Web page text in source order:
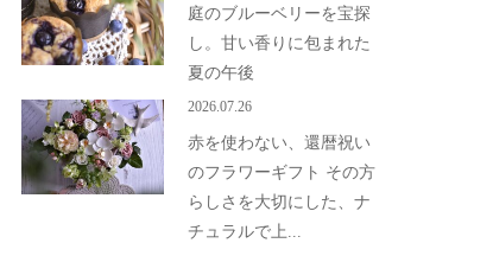
庭のブルーベリーを宝探
し。甘い香りに包まれた
夏の午後
2026.07.26
赤を使わない、還暦祝い
のフラワーギフト その方
らしさを大切にした、ナ
チュラルで上...